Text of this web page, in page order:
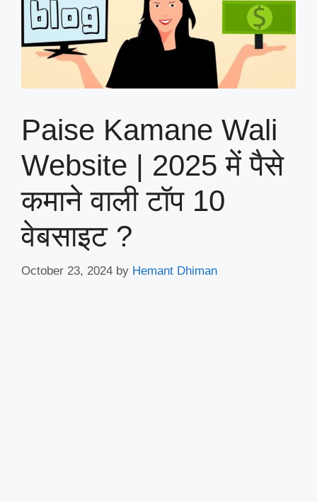
Paise Kamane Wali
Website | 2025 में पैसे
कमाने वाली टॉप 10
वेबसाइट ?
October 23, 2024 by Hemant Dhiman